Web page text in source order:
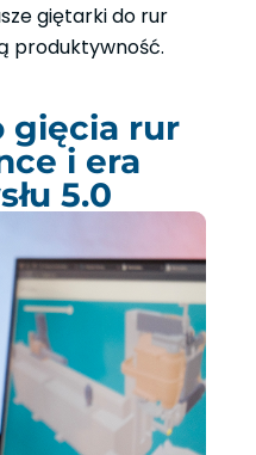
giętarki do rur
produktywność.
gięcia rur
i era
5.0